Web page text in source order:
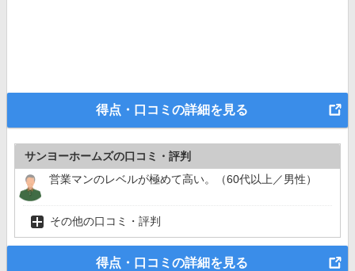
得点・口コミの詳細を見る
サンヨーホームズの口コミ・評判
営業マンのレベルが極めて高い。（60代以上／男性）
その他の口コミ・評判
得点・口コミの詳細を見る